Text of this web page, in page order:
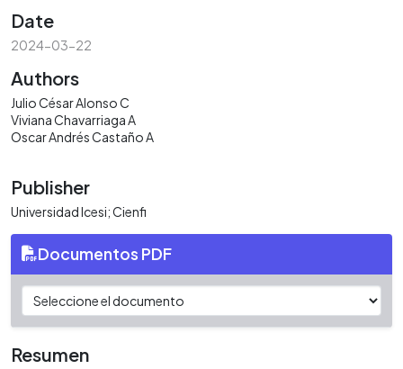
Date
2024-03-22
Authors
Julio César Alonso C
Viviana Chavarriaga A
Oscar Andrés Castaño A
Publisher
Universidad Icesi; Cienfi
Documentos PDF
Resumen